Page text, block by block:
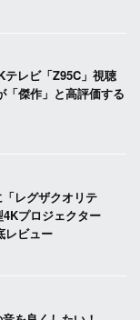
テレビ「Z95C」視聴
「傑作」と高評価する
レグザクオリテ
プロジェクター
レビュー